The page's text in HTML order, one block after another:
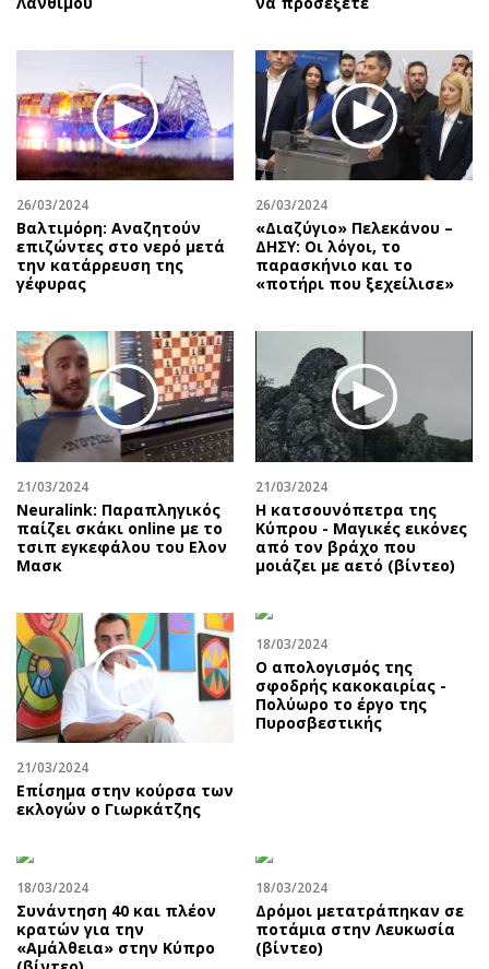
26/03/2024
Βαλτιμόρη: Αναζητούν
επιζώντες στο νερό μετά
την κατάρρευση της
γέφυρας
26/03/2024
«Διαζύγιο» Πελεκάνου –
ΔΗΣΥ: Οι λόγοι, το
παρασκήνιο και το
«ποτήρι που ξεχείλισε»
21/03/2024
Neuralink: Παραπληγικός
παίζει σκάκι online με το
τσιπ εγκεφάλου του Ελον
Μασκ
21/03/2024
Η κατσουνόπετρα της
Κύπρου - Μαγικές εικόνες
από τον βράχο που
μοιάζει με αετό (βίντεο)
21/03/2024
Επίσημα στην κούρσα των
εκλογών ο Γιωρκάτζης
18/03/2024
Ο απολογισμός της
σφοδρής κακοκαιρίας -
Πολύωρο το έργο της
Πυροσβεστικής
18/03/2024
Συνάντηση 40 και πλέον
κρατών για την
«Αμάλθεια» στην Κύπρο
18/03/2024
Δρόμοι μετατράπηκαν σε
ποτάμια στην Λευκωσία
(βίντεο)